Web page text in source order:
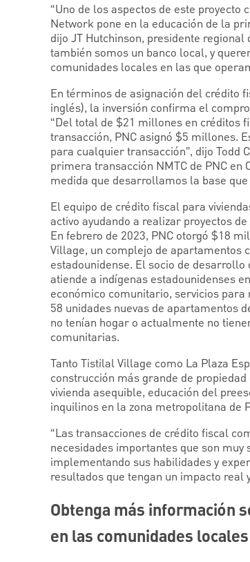
“Uno de los aspectos de este
Network pone en la educación de la
dijo JT Hutchinson, presidente
también somos un banco local, y
comunidades locales en las que
En términos de asignación del crédito
inglés), la inversión confirma el
“Del total de $21 millones en créditos
transacción, PNC asignó $5 millones.
para cualquier transacción”, dijo Todd
primera transacción NMTC de PNC en
medida que desarrollamos la base
El equipo de crédito fiscal para
activo ayudando a realizar proyectos
En febrero de 2023, PNC otorgó $18
Village, un complejo de apartamentos
estadounidense. El socio de desarrollo
atiende a indígenas estadounidenses
económico comunitario, servicios
58 unidades nuevas de apartamentos
no tenían hogar o actualmente no
comunitarias.
Tanto Tistilal Village como La Plaza
construcción más grande de
vivienda asequible, educación del
inquilinos en la zona metropolitana de
“Las transacciones de crédito fiscal
necesidades importantes que son
implementando sus habilidades y
resultados que tengan un impacto real
Obtenga más información
en las comunidades locales